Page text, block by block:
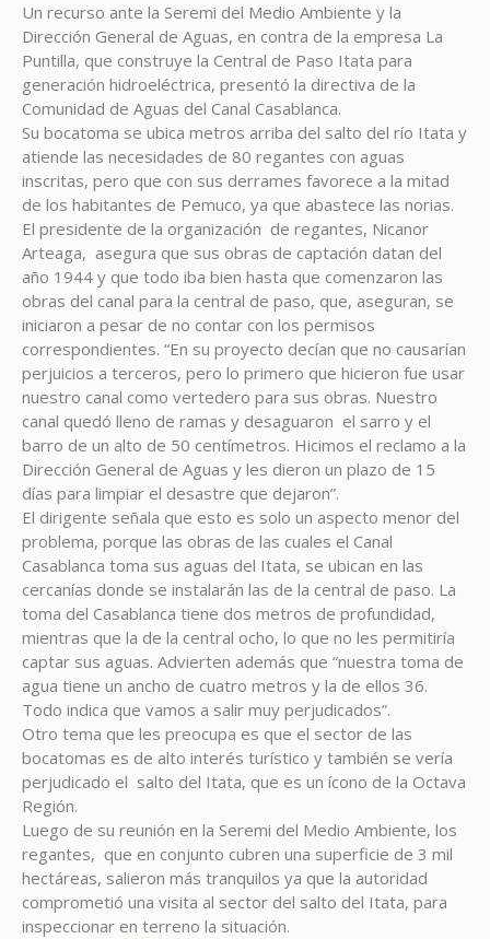
Un recurso ante la Seremi del Medio Ambiente y la
Dirección General de Aguas, en contra de la empresa La
Puntilla, que construye la Central de Paso Itata para
generación hidroeléctrica, presentó la directiva de la
Comunidad de Aguas del Canal Casablanca.
Su bocatoma se ubica metros arriba del salto del río Itata y
atiende las necesidades de 80 regantes con aguas
inscritas, pero que con sus derrames favorece a la mitad
de los habitantes de Pemuco, ya que abastece las norias.
El presidente de la organización de regantes, Nicanor
Arteaga, asegura que sus obras de captación datan del
año 1944 y que todo iba bien hasta que comenzaron las
obras del canal para la central de paso, que, aseguran, se
iniciaron a pesar de no contar con los permisos
correspondientes. “En su proyecto decían que no causarían
perjuicios a terceros, pero lo primero que hicieron fue usar
nuestro canal como vertedero para sus obras. Nuestro
canal quedó lleno de ramas y desaguaron el sarro y el
barro de un alto de 50 centímetros. Hicimos el reclamo a la
Dirección General de Aguas y les dieron un plazo de 15
días para limpiar el desastre que dejaron”.
El dirigente señala que esto es solo un aspecto menor del
problema, porque las obras de las cuales el Canal
Casablanca toma sus aguas del Itata, se ubican en las
cercanías donde se instalarán las de la central de paso. La
toma del Casablanca tiene dos metros de profundidad,
mientras que la de la central ocho, lo que no les permitiría
captar sus aguas. Advierten además que “nuestra toma de
agua tiene un ancho de cuatro metros y la de ellos 36.
Todo indica que vamos a salir muy perjudicados”.
Otro tema que les preocupa es que el sector de las
bocatomas es de alto interés turístico y también se vería
perjudicado el salto del Itata, que es un ícono de la Octava
Región.
Luego de su reunión en la Seremi del Medio Ambiente, los
regantes, que en conjunto cubren una superficie de 3 mil
hectáreas, salieron más tranquilos ya que la autoridad
comprometió una visita al sector del salto del Itata, para
inspeccionar en terreno la situación.